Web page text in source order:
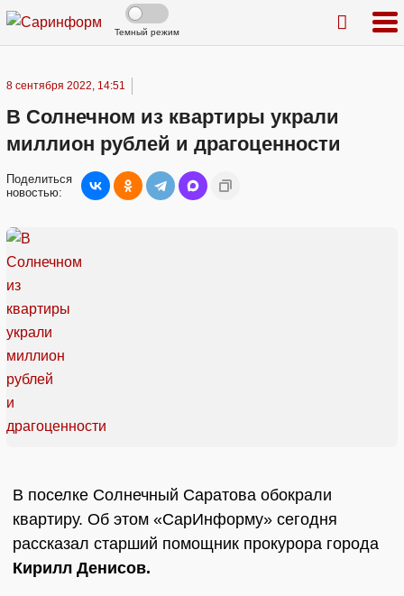
Темный режим
8 сентября 2022, 14:51
В Солнечном из квартиры украли
миллион рублей и драгоценности
Поделиться
новостью:
В поселке Солнечный Саратова обокрали
квартиру. Об этом «СарИнформу» сегодня
рассказал старший помощник прокурора города
Кирилл Денисов.